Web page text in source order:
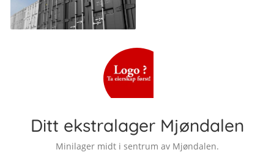
Ditt ekstralager Mjøndalen
Minilager midt i sentrum av Mjøndalen.